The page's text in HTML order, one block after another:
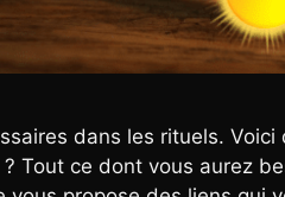
dans les rituels.
Tout ce dont vous aurez